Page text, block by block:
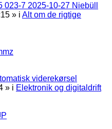
7 2025-10-27 Niebüll
» i Alt om de rigtige
viderekørsel
» i Elektronik og digitaldrift